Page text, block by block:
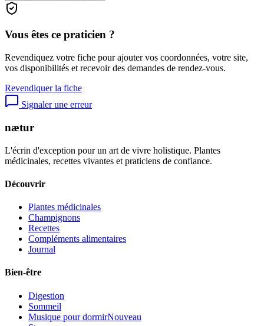
Vous êtes ce praticien ?
Revendiquez votre fiche pour ajouter vos coordonnées, votre site,
vos disponibilités et recevoir des demandes de rendez-vous.
Revendiquer la fiche
Signaler une erreur
nætur
L'écrin d'exception pour un art de vivre holistique. Plantes
médicinales, recettes vivantes et praticiens de confiance.
Découvrir
Plantes médicinales
Champignons
Recettes
Compléments alimentaires
Journal
Bien-être
Digestion
Sommeil
Musique pour dormirNouveau